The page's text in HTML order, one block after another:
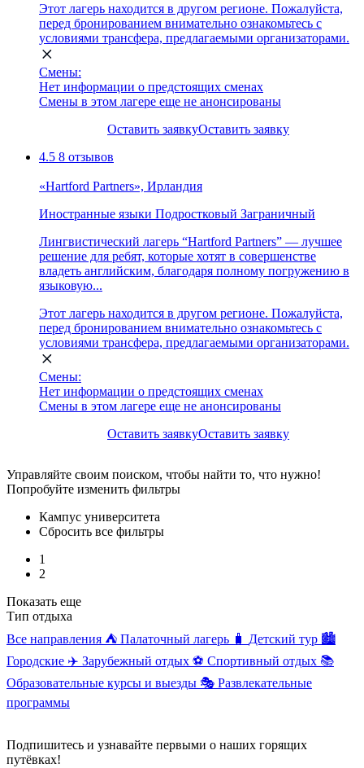
Этот лагерь находится в другом регионе. Пожалуйста,
перед бронированием внимательно ознакомьтесь с
условиями трансфера, предлагаемыми организаторами.
Смены:
Нет информации о предстоящих сменах
Смены в этом лагере еще не анонсированы
Оставить заявкуОставить заявку
4.5 8 отзывов
«Hartford Partners», Ирландия
Иностранные языки Подростковый Заграничный
Лингвистический лагерь “Hartford Partners” — лучшее
решение для ребят, которые хотят в совершенстве
владеть английским, благодаря полному погружению в
языковую...
Этот лагерь находится в другом регионе. Пожалуйста,
перед бронированием внимательно ознакомьтесь с
условиями трансфера, предлагаемыми организаторами.
Смены:
Нет информации о предстоящих сменах
Смены в этом лагере еще не анонсированы
Оставить заявкуОставить заявку
Управляйте своим поиском, чтобы найти то, что нужно!
Попробуйте изменить фильтры
Кампус университета
Сбросить все фильтры
1
2
Показать еще
Тип отдыха
Все направления ⛺ Палаточный лагерь 🧳 Детский тур 🏙️
Городские ✈️ Зарубежный отдых ⚽ Спортивный отдых 📚
Образовательные курсы и выезды 🎭 Развлекательные
программы
Подпишитесь и узнавайте первыми о наших горящих
путёвках!